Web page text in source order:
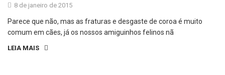
8 de janeiro de 2015
Parece que não, mas as fraturas e desgaste de coroa é muito
comum em cães, já os nossos amiguinhos felinos nã
LEIA MAIS